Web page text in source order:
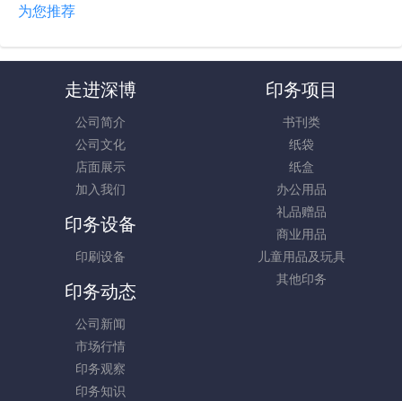
为您推荐
走进深博
公司简介
公司文化
店面展示
加入我们
印务项目
书刊类
纸袋
纸盒
办公用品
礼品赠品
商业用品
儿童用品及玩具
其他印务
印务设备
印刷设备
印务动态
公司新闻
市场行情
印务观察
印务知识